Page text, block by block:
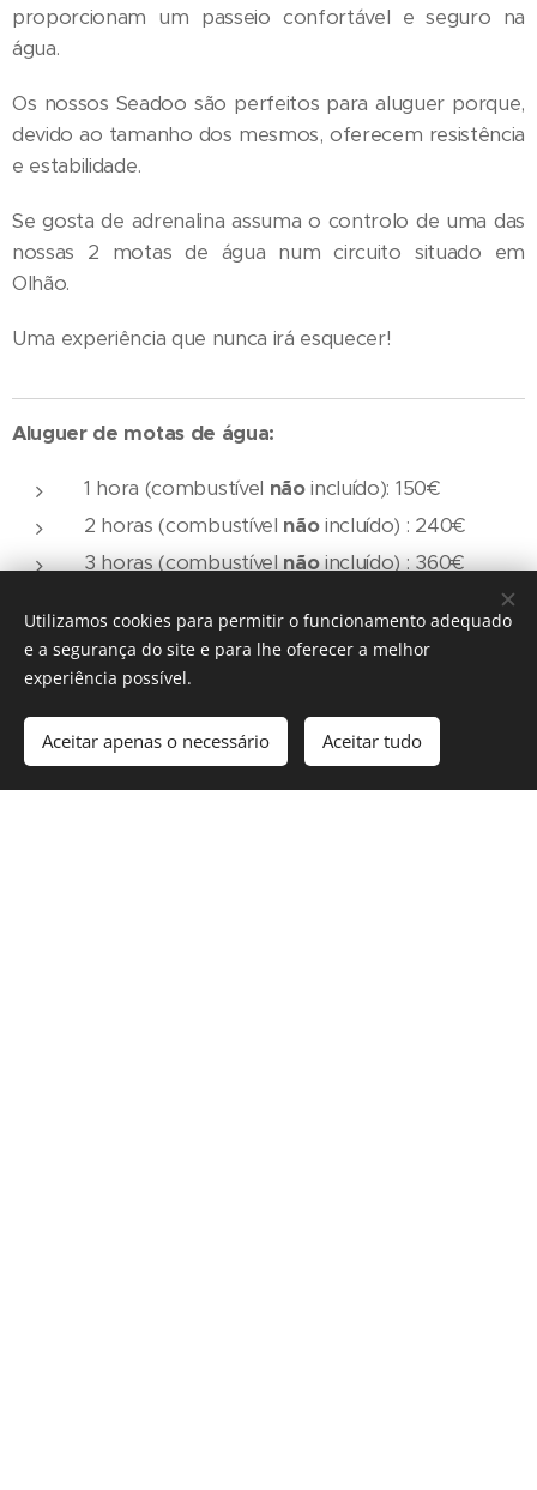
proporcionam um passeio confortável e seguro na
água.
Os nossos Seadoo são perfeitos para aluguer porque,
devido ao tamanho dos mesmos, oferecem resistência
e estabilidade.
Se gosta de adrenalina assuma o controlo de uma das
nossas 2 motas de água num circuito situado em
Olhão.
Uma experiência que nunca irá esquecer!
Aluguer de motas de água:
1 hora (combustível nãoincluído): 150€
2 horas (combustível nãoincluído) : 240€
3 horas (combustívelnãoincluído) : 360€
combustível): 400€
1 dia (
oferta do primeiro tanque de
RESERVE AQUI
Utilizamos cookies para permitir o funcionamento adequado
e a segurança do site e para lhe oferecer a melhor
experiência possível.
Aceitar apenas o necessário Aceitar tudo